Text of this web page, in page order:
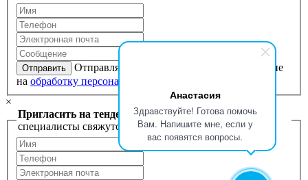
Анастасия
Здравствуйте! Готова помочь
Вам. Напишите мне, если у
вас появятся вопросы.
Отправить
Отправляя данную форму вы даете согласие
на обработку персональных данных
×
Пригласить на тендер
Оставьте заявку и наши
специалисты свяжутся с Вами в ближайшее время!